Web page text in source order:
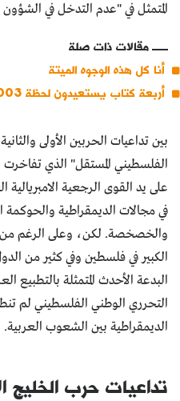
المتمثل في "عدم التدخل في الشؤون
مقالات ذات صلة
أنا كل هذه الوجوه الميتة
أربعة كتاب يستعيدون لحظة 2003: وَصَلَنا الدخان والنار!
بين تداعيات الحربين الأولى
الفلسطيني المستقل" الذي تفاخرت
على يد القوى الرجعية الامبريالية
في مجالات الديمقراطية
والخصخصة. لكن، وعلى الرغم من
الكبير في فلسطين وفي كثير من
البدعة الأحدث المتمثلة بالتطبيع
التحرري الوطني الفلسطيني لم
الديمقراطية بين الشعوب العربية.
تداعيات حرب الخليج